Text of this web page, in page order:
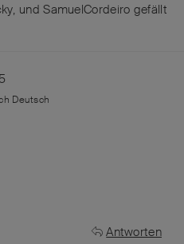
, undSamuelCordeiro gefällt
Deutsch
Antworten